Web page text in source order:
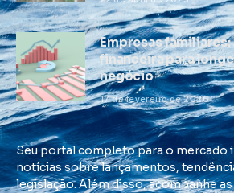
Empresas
financeira para
negócio
17 de fevereiro de 2026
Seu portal completo para o mercado
notícias sobre lançamentos,
legislação. Além disso, acompanhe